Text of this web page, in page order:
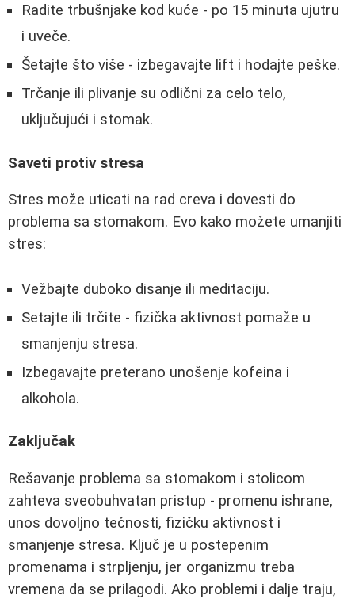
Radite trbušnjake kod kuće - po 15 minuta ujutru
i uveče.
Šetajte što više - izbegavajte lift i hodajte peške.
Trčanje ili plivanje su odlični za celo telo,
uključujući i stomak.
Saveti protiv stresa
Stres može uticati na rad creva i dovesti do
problema sa stomakom. Evo kako možete umanjiti
stres:
Vežbajte duboko disanje ili meditaciju.
Setajte ili trčite - fizička aktivnost pomaže u
smanjenju stresa.
Izbegavajte preterano unošenje kofeina i
alkohola.
Zaključak
Rešavanje problema sa stomakom i stolicom
zahteva sveobuhvatan pristup - promenu ishrane,
unos dovoljno tečnosti, fizičku aktivnost i
smanjenje stresa. Ključ je u postepenim
promenama i strpljenju, jer organizmu treba
vremena da se prilagodi. Ako problemi i dalje traju,